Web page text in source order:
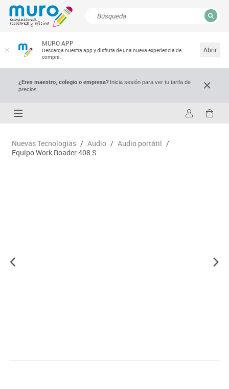
MURO APP
Descarga nuestra app y disfruta de una nueva experiencia de
compra.
Abrir
¿Eres maestro, colegio o empresa?Inicia sesión para ver tu tarifa de
precios.
Nuevas Tecnologías / Audio / Audio portátil /
Equipo Work Roader 408 S